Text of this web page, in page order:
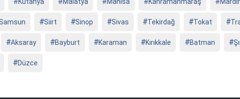
Siirt Sinop Sivas Tekirdağ Tokat
Aksaray Bayburt Karaman Kırıkkale Batman
Düzce